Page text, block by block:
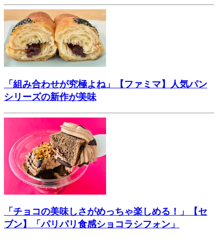
「組み合わせが究極よね」【ファミマ】人気パン
シリーズの新作が美味
「チョコの美味しさがめっちゃ楽しめる！」【セ
ブン】「パリパリ食感ショコラシフォン」